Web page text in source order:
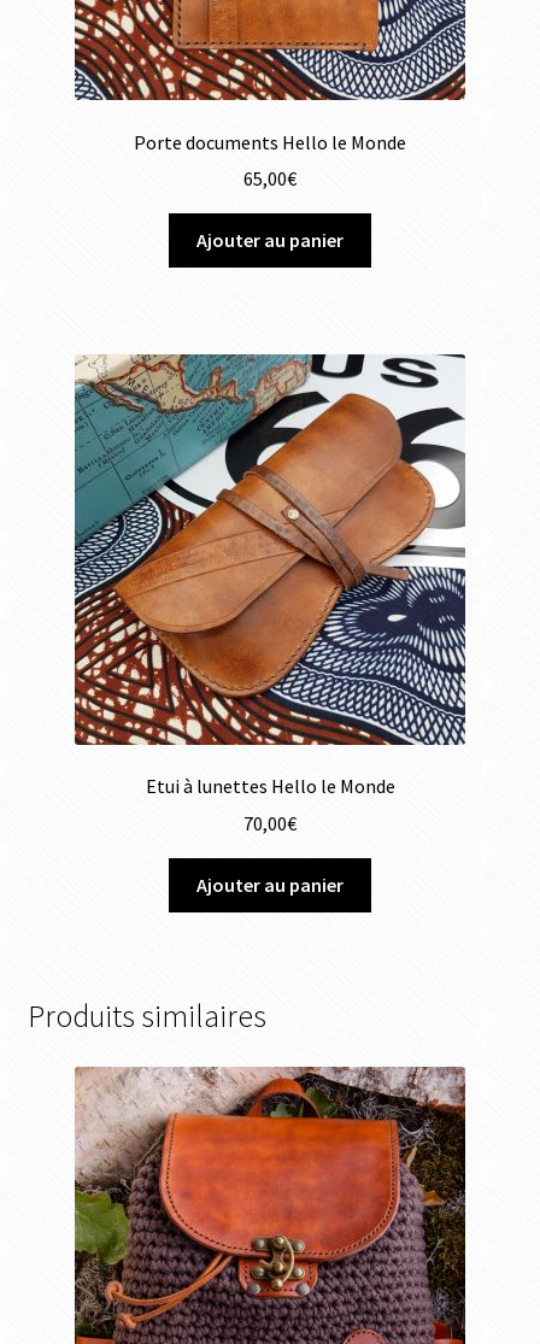
Porte documents Hello le Monde
65,00€
Ajouter au panier
Etui à lunettes Hello le Monde
70,00€
Ajouter au panier
Produits similaires